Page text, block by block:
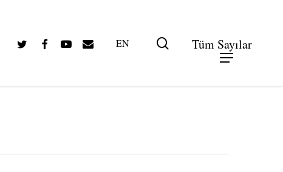
TwitterFacebookYoutube
Email EN searchTüm Sayılar